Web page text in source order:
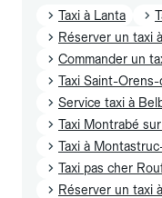
Taxi à Lanta
Réserver un taxi
Commander un
Taxi Saint-
Service taxi à
Taxi Montrabé
Taxi à
Taxi pas cher
Réserver un taxi